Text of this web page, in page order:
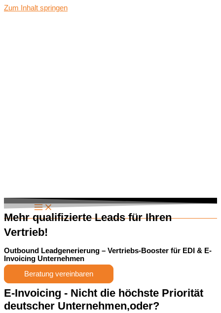
Zum Inhalt springen
Mehr qualifizierte Leads für Ihren
Vertrieb!
Outbound Leadgenerierung – Vertriebs-Booster für EDI & E-
Invoicing Unternehmen
Beratung vereinbaren
E-Invoicing - Nicht die höchste Priorität
deutscher Unternehmen,oder?